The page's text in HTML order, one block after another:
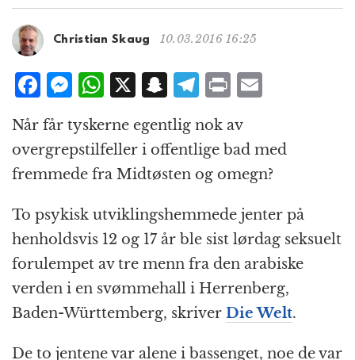
Christian Skaug 10.03.2016 16:25
F
a
c
e
b
o
o
k
M
ss
e
n
g
e
r
W
at
s
A
p
p
X S
n
a
p
c
h
at
T
el
e
g
r
a
m
P
n
t
ai
l
Når får tyskerne egentlig nok av
overgrepstilfeller i offentlige bad med
fremmede fra Midtøsten og omegn?
To psykisk utviklingshemmede jenter på
henholdsvis 12 og 17 år ble sist lørdag seksuelt
forulempet av tre menn fra den arabiske
verden i en svømmehall i Herrenberg,
Baden-Württemberg, skriver Die Welt.
De to jentene var alene i bassenget, noe de var